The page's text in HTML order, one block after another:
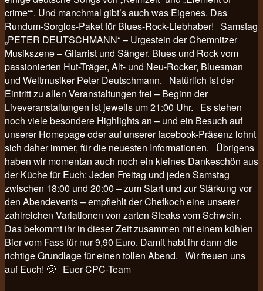
crime““. Und manchmal gibt’s auch was Eigenes. Das
Rundum-Sorglos-Paket für Blues-Rock-Liebhaber! Samstag
„PETER DEUTSCHMANN“ – Urgestein der Chemnitzer
Musikszene – Gitarrist und Sänger. Blues und Rock vom
passionierten Hut-Träger, Alt- und Neu-Rocker, Bluesman
und Weltmusiker Peter Deutschmann. Natürlich ist der
Eintritt zu allen Veranstaltungen frei – Beginn der
Liveveranstaltungen ist jeweils um 21:00 Uhr. Es stehen
noch viele besondere Highlights an – und ein Besuch auf
unserer Homepage oder auf unserer facebook-Präsenz lohnt
sich daher immer, für die neuesten Informationen. Übrigens
haben wir momentan auch noch ein kleines Dankeschön aus
der Küche für Euch: Jeden Freitag und jeden Samstag
zwischen 18:00 und 20:00 – zum Start und zur Stärkung vor
den Abendevents – empfiehlt der Chefkoch eine unserer
zahlreichen Variationen von zarten Steaks vom Schwein.
Das bekommt ihr in dieser Zeit zusammen mit einem kühlen
Bier vom Fass für nur 9,90 Euro. Damit habt ihr dann die
richtige Grundlage für einen tollen Abend. Wir freuen uns
auf Euch! 🙂 Euer CPC-Team